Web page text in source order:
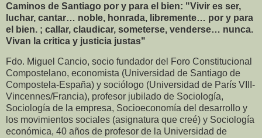
Caminos de Santiago por y para el bien: "Vivir es ser,
luchar, cantar… noble, honrada, libremente… por y para
el bien. ; callar, claudicar, someterse, venderse… nunca.
Vivan la critica y justicia justas"
Fdo. Miguel Cancio, socio fundador del Foro Constitucional
Compostelano, economista (Universidad de Santiago de
Compostela-España) y sociólogo (Universidad de París VIII-
Vincennes/Francia), profesor jubilado de Sociología,
Sociología de la empresa, Socioeconomía del desarrollo y
los movimientos sociales (asignatura que creé) y Sociología
económica, 40 años de profesor de la Universidad de